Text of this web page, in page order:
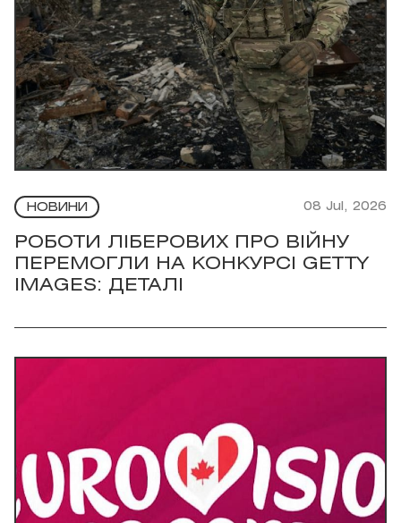
НОВИНИ 08 Jul, 2026
РОБОТИ ЛІБЕРОВИХ ПРО ВІЙНУ
ПЕРЕМОГЛИ НА КОНКУРСІ GETTY
IMAGES: ДЕТАЛІ